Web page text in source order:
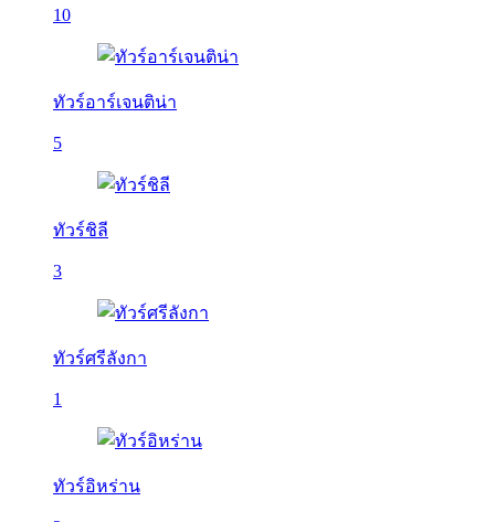
10
ทัวร์อาร์เจนติน่า
5
ทัวร์ชิลี
3
ทัวร์ศรีลังกา
1
ทัวร์อิหร่าน